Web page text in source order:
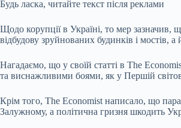
Будь ласка, читайте текст після реклами
Щодо корупції в Україні, то мер зазначив,
відбудову зруйнованих будинків і мостів,
Нагадаємо, що у своїй статті в The
та виснажливими боями, як у Першій
Крім того, The Economist написало, що
Залужному, а політична гризня шкодить